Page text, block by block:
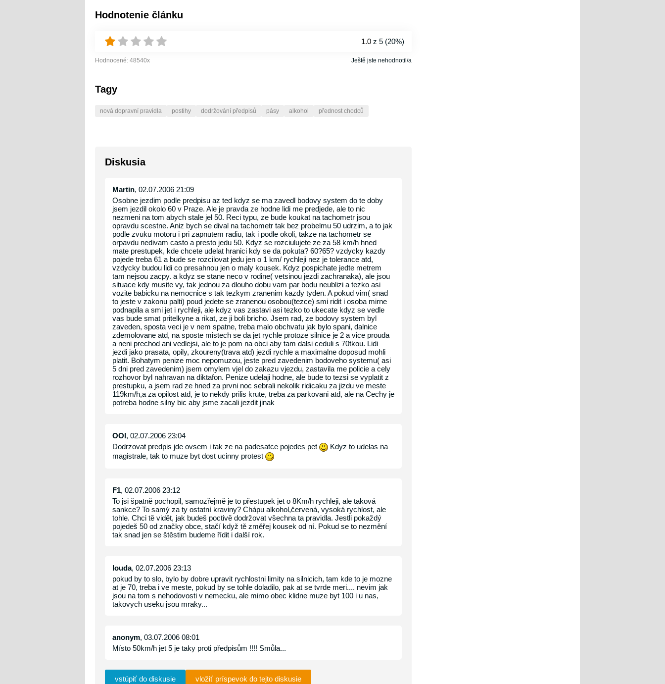
Hodnotenie článku
1.0 z 5 (20%)
Hodnocené: 48540x Ještě jste nehodnotil/a
Tagy
nová dopravní pravidla postihy dodržování předpisů pásy alkohol přednost chodců
Diskusia
Martin, 02.07.2006 21:09
Osobne jezdim podle predpisu az ted kdyz se ma zavedl bodovy system do te doby
jsem jezdil okolo 60 v Praze. Ale je pravda ze hodne lidi me predjede, ale to nic
nezmeni na tom abych stale jel 50. Reci typu, ze bude koukat na tachometr jsou
opravdu scestne. Aniz bych se dival na tachometr tak bez probelmu 50 udrzim, a to jak
podle zvuku motoru i pri zapnutem radiu, tak i podle okoli, takze na tachometr se
orpavdu nedivam casto a presto jedu 50. Kdyz se rozciulujete ze za 58 km/h hned
mate prestupek, kde chcete udelat hranici kdy se da pokuta? 60?65? vzdycky kazdy
pojede treba 61 a bude se rozcilovat jedu jen o 1 km/ rychleji nez je tolerance atd,
vzdycky budou lidi co presahnou jen o maly kousek. Kdyz pospichate jedte metrem
tam nejsou zacpy. a kdyz se stane neco v rodine( vetsinou jezdi zachranaka), ale jsou
situace kdy musite vy, tak jednou za dlouho dobu vam par bodu neublizi a tezko asi
vozite babicku na nemocnice s tak tezkym zranenim kazdy tyden. A pokud vim( snad
to jeste v zakonu palti) poud jedete se zranenou osobou(tezce) smi ridit i osoba mirne
podnapila a smi jet i rychleji, ale kdyz vas zastavi asi tezko to ukecate kdyz se vedle
vas bude smat pritelkyne a rikat, ze ji boli bricho. Jsem rad, ze bodovy system byl
zaveden, sposta veci je v nem spatne, treba malo obchvatu jak bylo spani, dalnice
zdemolovane atd, na sposte mistech se da jet rychle protoze silnice je 2 a vice prouda
a neni prechod ani vedlejsi, ale to je pom na obci aby tam dalsi ceduli s 70tkou. Lidi
jezdi jako prasata, opily, zkoureny(trava atd) jezdi rychle a maximalne doposud mohli
platit. Bohatym penize moc nepomuzou, jeste pred zavedenim bodoveho systemu( asi
5 dni pred zavedenim) jsem omylem vjel do zakazu vjezdu, zastavila me policie a cely
rozhovor byl nahravan na diktafon. Penize udelaji hodne, ale bude to tezsi se vyplatit z
prestupku, a jsem rad ze hned za prvni noc sebrali nekolik ridicaku za jizdu ve meste
119km/h,a za opilost atd, je to nekdy prilis krute, treba za parkovani atd, ale na Cechy je
potreba hodne silny bic aby jsme zacali jezdit jinak
OOI, 02.07.2006 23:04
Dodrzovat predpis jde ovsem i tak ze na padesatce pojedes pet
Kdyz to udelas na
magistrale, tak to muze byt dost ucinny protest
F1, 02.07.2006 23:12
To jsi špatně pochopil, samozřejmě je to přestupek jet o 8Km/h rychleji, ale taková
sankce? To samý za ty ostatní kraviny? Chápu alkohol,červená, vysoká rychlost, ale
tohle. Chci tě vidět, jak budeš poctivě dodržovat všechna ta pravidla. Jestli pokaždý
pojedeš 50 od značky obce, stačí když tě změřej kousek od ní. Pokud se to nezmění
tak snad jen se štěstim budeme řídit i další rok.
louda, 02.07.2006 23:13
pokud by to slo, bylo by dobre upravit rychlostni limity na silnicich, tam kde to je mozne
at je 70, treba i ve meste, pokud by se tohle doladilo, pak at se tvrde meri.... nevim jak
jsou na tom s nehodovosti v nemecku, ale mimo obec klidne muze byt 100 i u nas,
takovych useku jsou mraky...
anonym, 03.07.2006 08:01
Místo 50km/h jet 5 je taky proti předpisům !!!! Smůla...
vstúpiť do diskusie vložiť príspevok do tejto diskusie